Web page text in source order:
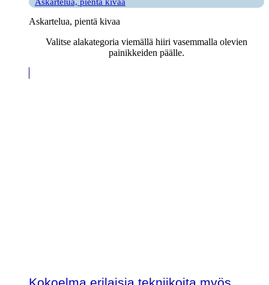
Askartelua, pientä kivaa
Askartelua, pientä kivaa
Valitse alakategoria viemällä hiiri vasemmalla olevien
painikkeiden päälle.